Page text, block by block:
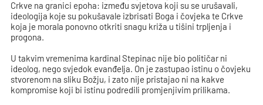
Crkve na granici epoha: između svjetova koji su se urušavali,
ideologija koje su pokušavale izbrisati Boga i čovjeka te Crkve
koja je morala ponovno otkriti snagu križa u tišini trpljenja i
progona.
U takvim vremenima kardinal Stepinac nije bio političar ni
ideolog, nego svjedok evanđelja. On je zastupao istinu o čovjeku
stvorenom na sliku Božju, i zato nije pristajao ni na kakve
kompromise koji bi istinu podredili promjenjivim prilikama.